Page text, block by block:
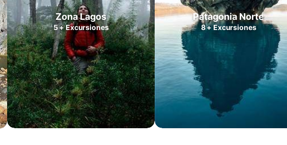
Zona Lagos
5+Excursiones
Patagonia Norte
8+Excursiones